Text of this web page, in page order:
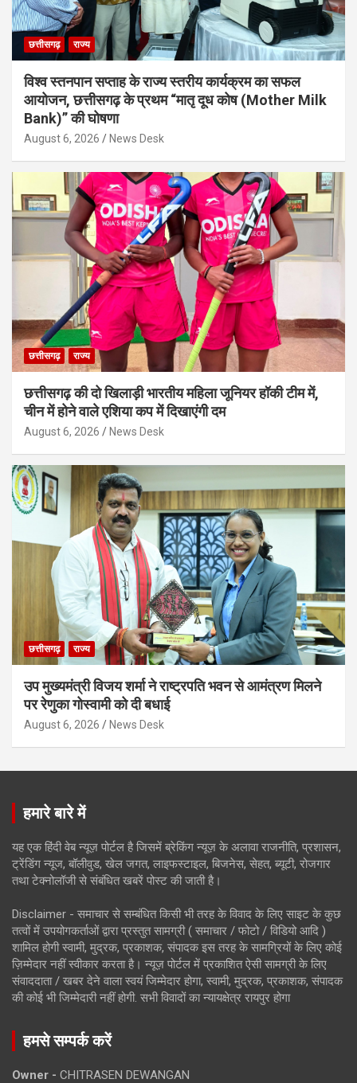
छत्तीसगढ़ राज्य
विश्व स्तनपान सप्ताह के राज्य स्तरीय कार्यक्रम का सफल
आयोजन, छत्तीसगढ़ के प्रथम “मातृ दूध कोष (Mother Milk
Bank)” की घोषणा
August 6, 2026 News Desk
छत्तीसगढ़ राज्य
छत्तीसगढ़ की दो खिलाड़ी भारतीय महिला जूनियर हॉकी टीम में,
चीन में होने वाले एशिया कप में दिखाएंगी दम
August 6, 2026 News Desk
छत्तीसगढ़ राज्य
उप मुख्यमंत्री विजय शर्मा ने राष्ट्रपति भवन से आमंत्रण मिलने
पर रेणुका गोस्वामी को दी बधाई
August 6, 2026 News Desk
हमारे बारे में
यह एक हिंदी वेब न्यूज़ पोर्टल है जिसमें ब्रेकिंग न्यूज़ के अलावा राजनीति, प्रशासन,
ट्रेंडिंग न्यूज, बॉलीवुड, खेल जगत, लाइफस्टाइल, बिजनेस, सेहत, ब्यूटी, रोजगार
तथा टेक्नोलॉजी से संबंधित खबरें पोस्ट की जाती है।
Disclaimer - समाचार से सम्बंधित किसी भी तरह के विवाद के लिए साइट के कुछ
तत्वों में उपयोगकर्ताओं द्वारा प्रस्तुत सामग्री ( समाचार / फोटो / विडियो आदि )
शामिल होगी स्वामी, मुद्रक, प्रकाशक, संपादक इस तरह के सामग्रियों के लिए कोई
ज़िम्मेदार नहीं स्वीकार करता है। न्यूज़ पोर्टल में प्रकाशित ऐसी सामग्री के लिए
संवाददाता / खबर देने वाला स्वयं जिम्मेदार होगा, स्वामी, मुद्रक, प्रकाशक, संपादक
की कोई भी जिम्मेदारी नहीं होगी. सभी विवादों का न्यायक्षेत्र रायपुर होगा
हमसे सम्पर्क करें
Owner - CHITRASEN DEWANGAN